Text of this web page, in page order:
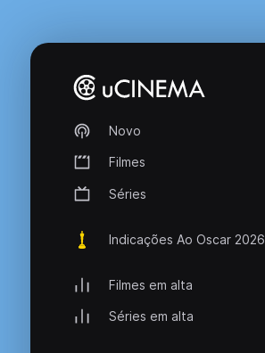
Novo
Filmes
Séries
Indicações Ao Oscar 2026
Filmes em alta
Séries em alta